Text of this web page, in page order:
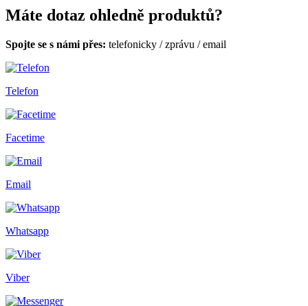
Máte dotaz ohledně produktů?
Spojte se s námi přes: telefonicky /zprávu /email
Telefon
Facetime
Email
Whatsapp
Viber